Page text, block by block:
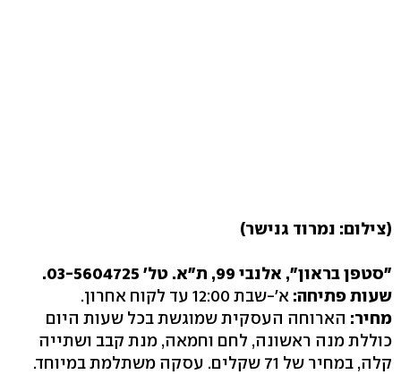
(צילום: נמרוד גנישר)
"סטפן בראון", אלנבי 99, ת"א. טל' 03-5604725.
שעות פתיחה: א'-שבת 12:00 עד לקוח אחרון.
מחיר: הארוחה העסקית שמוגשת בכל שעות היום
כוללת מנה ראשונה, לחם וחמאה, מנת קבב ושתייה
קלה, במחיר של 71 שקלים. עסקה משתלמת במיוחד.